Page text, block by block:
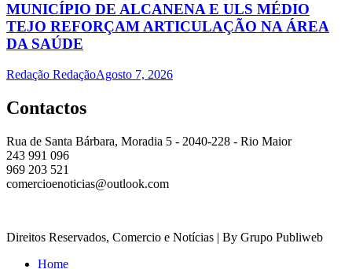
MUNICÍPIO DE ALCANENA E ULS MÉDIO
TEJO REFORÇAM ARTICULAÇÃO NA ÁREA
DA SAÚDE
Redação RedaçãoAgosto 7, 2026
Contactos
Rua de Santa Bárbara, Moradia 5 - 2040-228 - Rio Maior
243 991 096
969 203 521
comercioenoticias@outlook.com
Direitos Reservados, Comercio e Notícias | By Grupo Publiweb
Home